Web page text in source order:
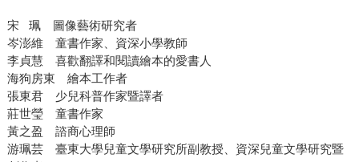
宋 珮 圖像藝術研究者
岑澎維 童書作家、資深小學教師
李貞慧 喜歡翻譯和閱讀繪本的愛書人
海狗房東 繪本工作者
張東君 少兒科普作家暨譯者
莊世瑩 童書作家
黃之盈 諮商心理師
游珮芸 臺東大學兒童文學研究所副教授、資深兒童文學研究暨